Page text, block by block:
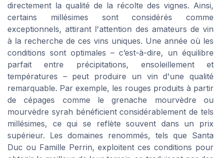
directement la qualité de la récolte des vignes. Ainsi,
certains millésimes sont considérés comme
exceptionnels, attirant l'attention des amateurs de vin
à la recherche de ces vins uniques. Une année où les
conditions sont optimales – c’est-à-dire, un équilibre
parfait entre précipitations, ensoleillement et
températures – peut produire un vin d'une qualité
remarquable. Par exemple, les rouges produits à partir
de cépages comme le grenache mourvèdre ou
mourvèdre syrah bénéficient considérablement de tels
millésimes, ce qui se reflète souvent dans un prix
supérieur. Les domaines renommés, tels que Santa
Duc ou Famille Perrin, exploitent ces conditions pour